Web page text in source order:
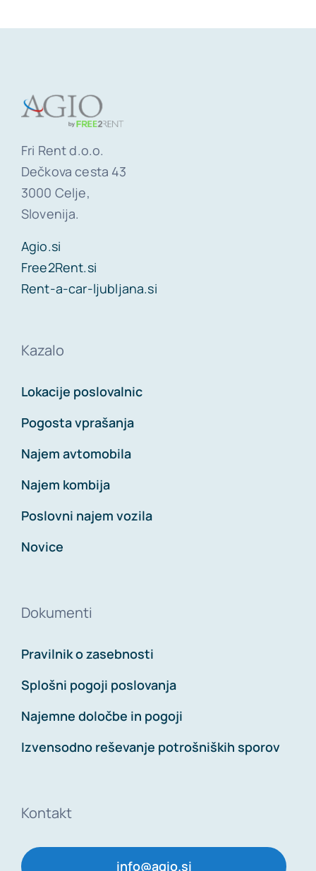
Fri Rent d.o.o.
Dečkova cesta 43
3000 Celje,
Slovenija.
Agio.si
Free2Rent.si
Rent-a-car-ljubljana.si
Kazalo
Lokacije poslovalnic
Pogosta vprašanja
Najem avtomobila
Najem kombija
Poslovni najem vozila
Novice
Dokumenti
Pravilnik o zasebnosti
Splošni pogoji poslovanja
Najemne določbe in pogoji
Izvensodno reševanje potrošniških sporov
Kontakt
info@agio.si